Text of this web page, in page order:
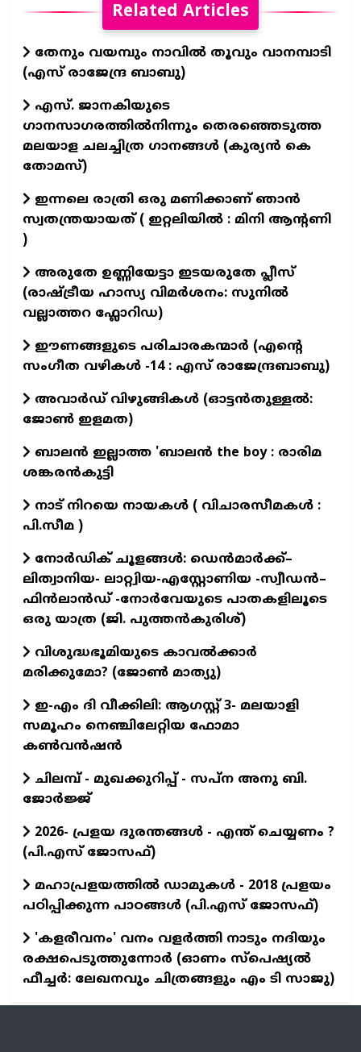
Related Articles
തേനും വയമ്പും നാവിൽ തൂവും വാനമ്പാടി
(എസ് രാജേന്ദ്ര ബാബു)
എസ്. ജാനകിയുടെ
ഗാനസാഗരത്തിൽനിന്നും തെരഞ്ഞെടുത്ത
മലയാള ചലച്ചിത്ര ഗാനങ്ങൾ (കുര്യൻ കെ
തോമസ്)
ഇന്നലെ രാത്രി ഒരു മണിക്കാണ് ഞാൻ
സ്വതന്ത്രയായത് ( ഇറ്റലിയിൽ : മിനി ആന്റണി
)
അരുതേ ഉണ്ണിയേട്ടാ ഇടയരുതേ പ്ലീസ്
(രാഷ്ട്രീയ ഹാസ്യ വിമർശനം: സുനിൽ
വല്ലാത്തറ ഫ്ലോറിഡ)
ഈണങ്ങളുടെ പരിചാരകന്മാര്‍ (എന്‍റെ
സംഗീത വഴികള്‍ -14 : എസ് രാജേന്ദ്രബാബു)
അവാർഡ് വിഴുങ്ങികൾ (ഓട്ടൻതുള്ളൽ:
ജോൺ ഇളമത)
ബാലൻ ഇല്ലാത്ത 'ബാലൻ the boy : രാരിമ
ശങ്കരൻകുട്ടി
നാട് നിറയെ നായകൾ ( വിചാരസീമകൾ :
പി.സീമ )
നോർഡിക് ചൂളങ്ങൾ: ഡെൻമാർക്ക്–
ലിത്വാനിയ- ലാറ്റ്വിയ-എസ്റ്റോണിയ -സ്വീഡൻ–
ഫിൻലാൻഡ് -നോർവേയുടെ പാതകളിലൂടെ
ഒരു യാത്ര (ജി. പുത്തൻകുരിശ്)
വിശുദ്ധഭൂമിയുടെ കാവല്‍ക്കാര്‍
മരിക്കുമോ? (ജോണ്‍ മാത്യു)
ഇ-എം ദി വീക്കിലി: ആഗസ്റ്റ് 3- മലയാളി
സമൂഹം നെഞ്ചിലേറ്റിയ ഫോമാ
കൺവൻഷൻ
ചിലമ്പ് - മുഖക്കുറിപ്പ് - സപ്ന അനു ബി.
ജോർജ്ജ്
2026- പ്രളയ ദുരന്തങ്ങള്‍ - എന്ത് ചെയ്യണം ?
(പി.എസ് ജോസഫ്‌)
മഹാപ്രളയത്തില്‍ ഡാമുകള്‍ - 2018 പ്രളയം
പഠിപ്പിക്കുന്ന പാഠങ്ങള്‍ (പി.എസ് ജോസഫ്‌)
'കളരീവനം' വനം വളര്‍ത്തി നാടും നദിയും
രക്ഷപെടുത്തുന്നോര്‍ (ഓണം സ്പെഷ്യല്‍
ഫീച്ചര്‍: ലേഖനവും ചിത്രങ്ങളും എം ടി സാജു)